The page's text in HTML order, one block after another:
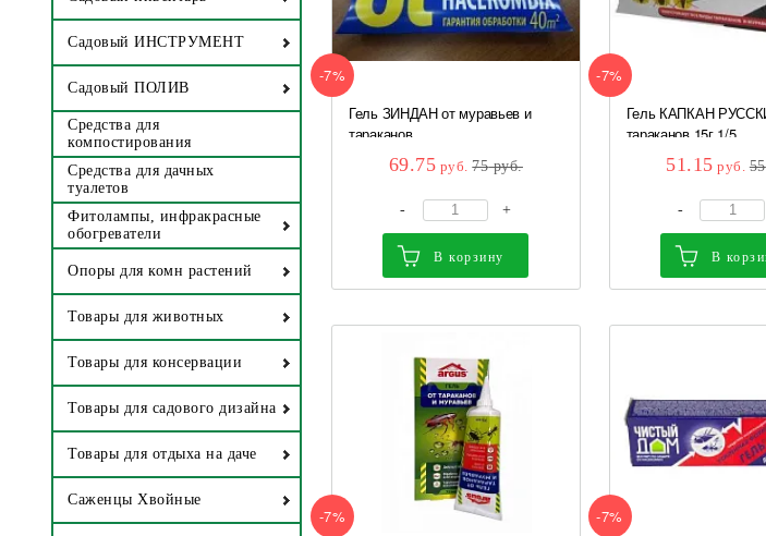
Садовый ИНСТРУМЕНТ
Садовый ПОЛИВ
Средства для
компостирования
Средства для дачных
туалетов
Фитолампы, инфракрасные
обогреватели
Опоры для комн растений
Товары для животных
Товары для консервации
Товары для садового дизайна
Товары для отдыха на даче
Саженцы Хвойные
-7%
Гель ЗИНДАН от муравьев и
тараканов...
69.75 руб. 75руб.
- +
В корзину
-7%
Гель КАПКАН
тараканов 15г 1/5
51.15 руб. 55
-
В
-7%
-7%